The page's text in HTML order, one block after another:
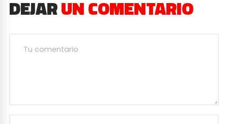
DEJARUN COMENTARIO